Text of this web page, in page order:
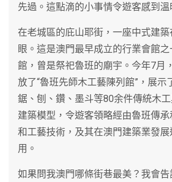
先過。這點滴的小事情令遊客感到溫
在老城區的庇山耶街，一座中式建
眼。這是澳門最早成立的行業會館
館，曾是祭祀魯班的廟宇。今年7月
放了“魯班先師木工藝陳列館”，展示
鋸、刨、鑽、墨斗等80余件傳統木
建築模型，令遊客領略經由魯班傳
和工藝技術，及其在澳門建築業發展
用。
如果問我澳門哪條街巷最美？我會